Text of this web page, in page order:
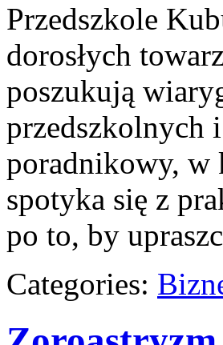
Przedszkole
dorosłych
poszukują
przedszkolnych
poradnikowy, w
spotyka się z
po to, by
Categories: